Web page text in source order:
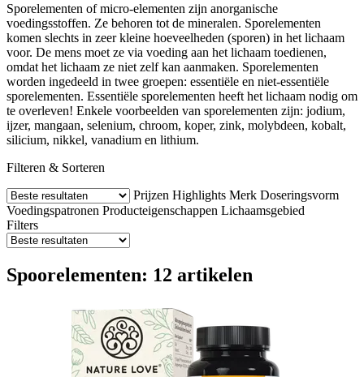
Sporelementen of micro-elementen zijn anorganische
voedingsstoffen. Ze behoren tot de mineralen. Sporelementen
komen slechts in zeer kleine hoeveelheden (sporen) in het lichaam
voor. De mens moet ze via voeding aan het lichaam toedienen,
omdat het lichaam ze niet zelf kan aanmaken. Sporelementen
worden ingedeeld in twee groepen: essentiële en niet-essentiële
sporelementen. Essentiële sporelementen heeft het lichaam nodig om
te overleven! Enkele voorbeelden van sporelementen zijn: jodium,
ijzer, mangaan, selenium, chroom, koper, zink, molybdeen, kobalt,
silicium, nikkel, vanadium en lithium.
Filteren & Sorteren
Prijzen Highlights Merk Doseringsvorm
Voedingspatronen Producteigenschappen Lichaamsgebied
Filters
Spoorelementen: 12 artikelen